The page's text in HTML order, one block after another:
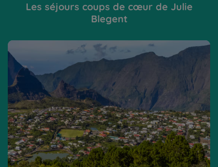
Les séjours coups de cœur de Julie
Blegent
De cirques en volcan, passionnément !